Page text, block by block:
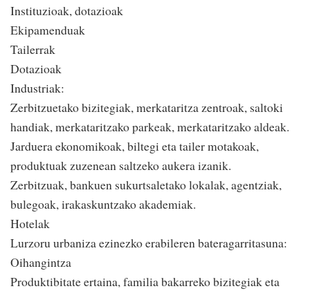
Instituzioak, dotazioak
Ekipamenduak
Tailerrak
Dotazioak
Industriak:
Zerbitzuetako bizitegiak, merkataritza zentroak, saltoki
handiak, merkataritzako parkeak, merkataritzako aldeak.
Jarduera ekonomikoak, biltegi eta tailer motakoak,
produktuak zuzenean saltzeko aukera izanik.
Zerbitzuak, bankuen sukurtsaletako lokalak, agentziak,
bulegoak, irakaskuntzako akademiak.
Hotelak
Lurzoru urbaniza ezinezko erabileren bateragarritasuna:
Oihangintza
Produktibitate ertaina, familia bakarreko bizitegiak eta